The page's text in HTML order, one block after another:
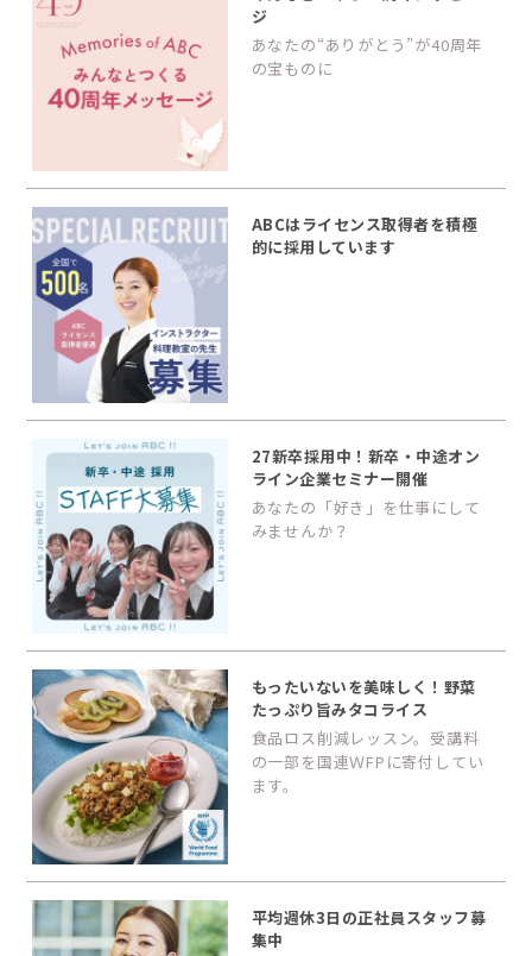
ジ
あなたの“ありがとう”が40周年
の宝ものに
ABCはライセンス取得者を積極
的に採用しています
27新卒採用中！新卒・中途オン
ライン企業セミナー開催
あなたの「好き」を仕事にして
みませんか？
もったいないを美味しく！野菜
たっぷり旨みタコライス
食品ロス削減レッスン。受講料
の一部を国連ＷFPに寄付してい
ます。
平均週休3日の正社員スタッフ募
集中